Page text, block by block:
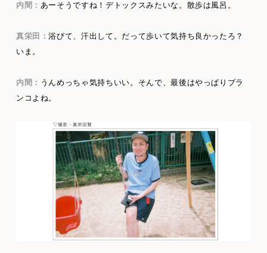
内間： あーそうですね！デトックスみたいな。散歩は風呂。
真栄田：浴びて、汗出して。だって歩いて気持ち良かったろ？
いま。
内間： うんめっちゃ気持ちいい。そんで、最後はやっぱりブラ
ンコよね。